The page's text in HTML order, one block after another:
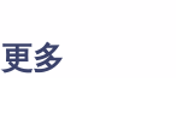
更多